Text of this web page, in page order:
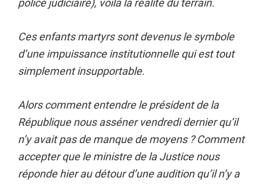
police judiciaire), voilà la réalité du terrain.
Ces enfants martyrs sont devenus le symbole
d’une impuissance institutionnelle qui est tout
simplement insupportable.
Alors comment entendre le président de la
République nous asséner vendredi dernier qu’il
n’y avait pas de manque de moyens ? Comment
accepter que le ministre de la Justice nous
réponde hier au détour d’une audition qu’il n’y a